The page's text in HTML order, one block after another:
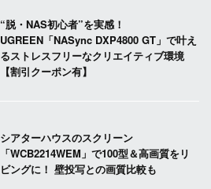
“脱・NAS初心者”を実感！
UGREEN「NASync DXP4800 GT」で叶え
るストレスフリーなクリエイティブ環境
【割引クーポン有】
シアターハウスのスクリーン
「WCB2214WEM」で100型＆高画質をリ
ビングに！ 壁投写との画質比較も